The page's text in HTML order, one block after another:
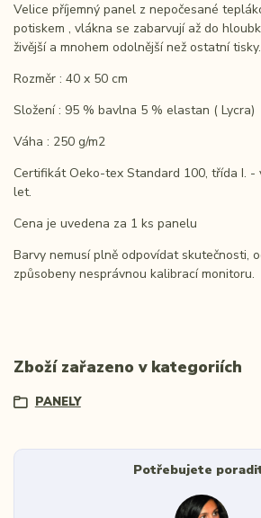
Velice příjemný panel z nepočesané
potiskem , vlákna se zabarvují až do
živější a mnohem odolnější než ostatní tisky.
Rozměr : 40 x 50 cm
Složení : 95 % bavlna 5 % elastan ( Lycra)
Váha : 250 g/m2
Certifikát Oeko-tex Standard 100, třída I. -
let.
Cena je uvedena za 1 ks panelu
Barvy nemusí plně odpovídat skutečnosti,
způsobeny nesprávnou kalibrací monitoru.
Zboží zařazeno v kategoriích
PANELY
Potřebujete